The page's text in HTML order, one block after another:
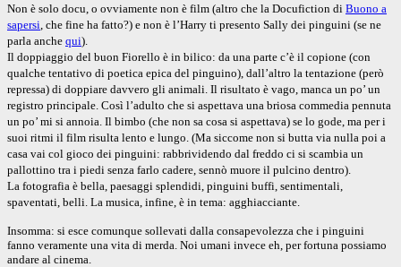
Non è solo docu, o ovviamente non è film (altro che la Docufiction di Buono a
sapersi , che fine ha fatto?) e non è l’Harry ti presento Sally dei pinguini (se ne
parla anche qui).
Il doppiaggio del buon Fiorello è in bilico: da una parte c’è il copione (con
qualche tentativo di poetica epica del pinguino), dall’altro la tentazione (però
repressa) di doppiare davvero gli animali. Il risultato è vago, manca un po’ un
registro principale. Così l’adulto che si aspettava una briosa commedia pennuta
un po’ mi si annoia. Il bimbo (che non sa cosa si aspettava) se lo gode, ma per i
suoi ritmi il film risulta lento e lungo. (Ma siccome non si butta via nulla poi a
casa vai col gioco dei pinguini: rabbrividendo dal freddo ci si scambia un
pallottino tra i piedi senza farlo cadere, sennò muore il pulcino dentro).
La fotografia è bella, paesaggi splendidi, pinguini buffi, sentimentali,
spaventati, belli. La musica, infine, è in tema: agghiacciante.
Insomma: si esce comunque sollevati dalla consapevolezza che i pinguini
fanno veramente una vita di merda. Noi umani invece eh, per fortuna possiamo
andare al cinema.